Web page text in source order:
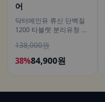
어
닥터메인유 류신 단백질
1200 타블렛 분리유청 산
2개
138,000원
38%84,900원